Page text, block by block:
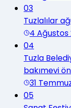
03
Tuzlalılar
4 Ağustos
04
Tuzla
bakımevi
31
05